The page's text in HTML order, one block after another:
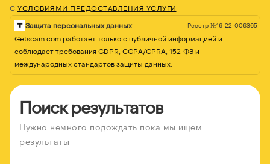
С УСЛОВИЯМИ ПРЕДОСТАВЛЕНИЯ УСЛУГИ
Защита персональных данных Реестр №16-22-006365
Getscam.com работает только с публичной информацией и
соблюдает требования GDPR, CCPA/CPRA, 152-ФЗ и
международных стандартов защиты данных.
Поиск результатов
Нужно немного подождать пока мы ищем
результаты